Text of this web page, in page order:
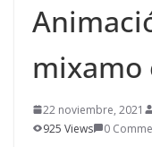
mixamo
22 noviembre, 2021
925 Views
0